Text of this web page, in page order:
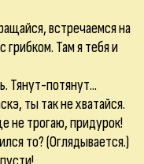
встречаемся на
Там я тебя и
Тянут-потянут...
ты так не хватайся.
не трогаю, придурок!
то? (Оглядывается.)